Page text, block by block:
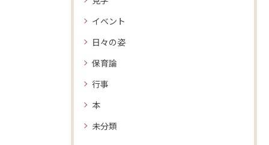
イベント
日々の姿
保育論
行事
本
未分類